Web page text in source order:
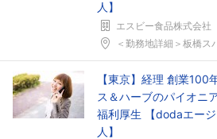
人】
エスビー食品株式会社
＜勤務地詳細＞板橋スパイ
【東京】経理 創業100
ス＆ハーブのパイオニ
福利厚生 【dodaエー
人】